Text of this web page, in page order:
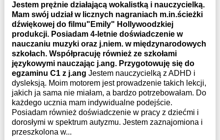
Jestem prężnie działającą wokalistką i nauczycielką.
Mam swój udział w licznych nagraniach m.in.ścieżki
dźwiękowej do filmu"Emily" Hollywoodzkiej
produkcji. Posiadam 4-letnie doświadczenie w
nauczaniu muzyki oraz j.niem. w międzynarodowych
szkołach. Współpracuję również ze szkołami
językowymi nauczając j.ang. Przygotowuję się do
egzaminu C1 z j.ang Jestem nauczycielką z ADHD i
dysleksją. Moim motorem jest prowadzenie takich lekcji,
jakich ja sama nie miałam, a bardzo potrzebowałam. Do
każdego ucznia mam indywidualne podejście.
Posiadam również doświadczenie w pracy z dziećmi i
dorosłymi w spektrum autyzmu. Jestem zaznajomiona i
przeszkolona w...